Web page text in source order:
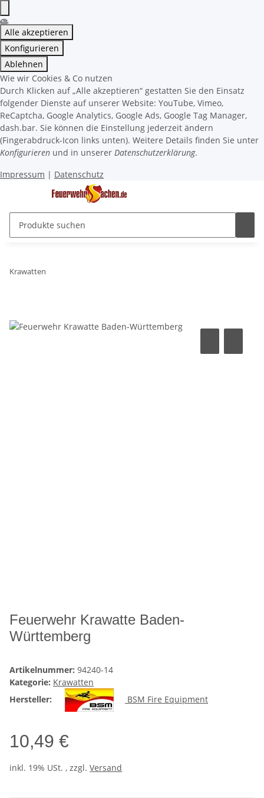
Alle akzeptieren
Konfigurieren
Ablehnen
Wie wir Cookies & Co nutzen
Durch Klicken auf „Alle akzeptieren“ gestatten Sie den Einsatz
folgender Dienste auf unserer Website: YouTube, Vimeo,
ReCaptcha, Google Analytics, Google Ads, Google Tag Manager,
dash.bar. Sie können die Einstellung jederzeit ändern
(Fingerabdruck-Icon links unten). Weitere Details finden Sie unter
Konfigurieren und in unserer Datenschutzerklärung.
Impressum | Datenschutz
Krawatten
Feuerwehr Krawatte Baden-
Württemberg
Artikelnummer: 94240-14
Kategorie: Krawatten
Hersteller:
BSM Fire Equipment
10,49 €
inkl. 19% USt. , zzgl. Versand